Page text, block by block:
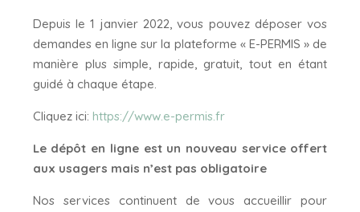
Depuis le 1 janvier 2022, vous pouvez déposer vos
demandes en ligne sur la plateforme « E-PERMIS » de
manière plus simple, rapide, gratuit, tout en étant
guidé à chaque étape.
Cliquez ici: https://www.e-permis.fr
Le dépôt en ligne est un nouveau service offert
aux usagers mais n’est pas obligatoire
Nos services continuent de vous accueillir pour